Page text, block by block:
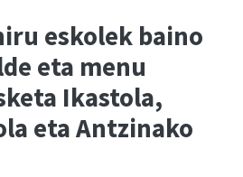
eskolek baino
eta menu
Ikastola,
eta Antzinako